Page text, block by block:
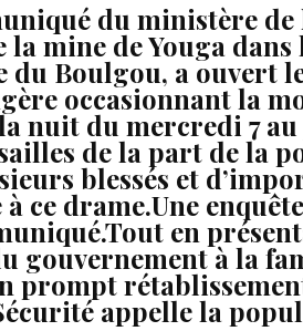
du ministère de
mine de Youga dans
du Boulgou, a ouvert
occasionnant la
nuit du mercredi 7
de la part de la
blessés et
ce drame.Une
Tout en
gouvernement à la
prompt
appelle la